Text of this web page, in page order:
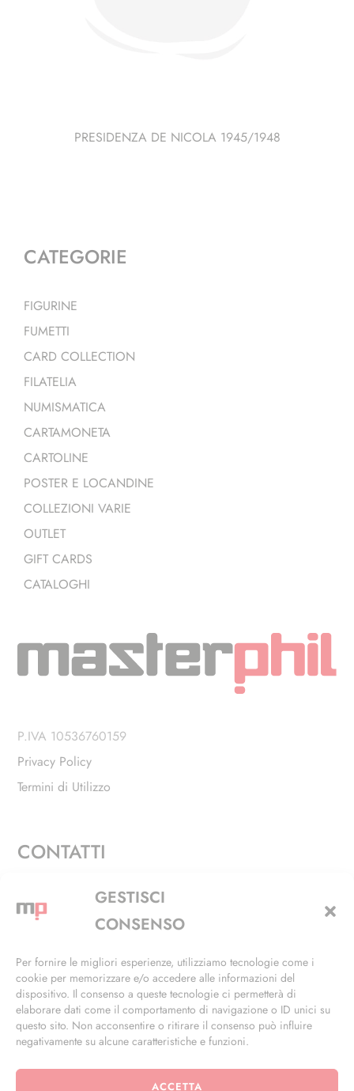
GESTISCI
CONSENSO
Per fornire le migliori esperienze, utilizziamo tecnologie come i
cookie per memorizzare e/o accedere alle informazioni del
dispositivo. Il consenso a queste tecnologie ci permetterà di
elaborare dati come il comportamento di navigazione o ID unici su
questo sito. Non acconsentire o ritirare il consenso può influire
negativamente su alcune caratteristiche e funzioni.
ACCETTA
PRESIDENZA DE NICOLA 1945/1948
CATEGORIE
FIGURINE
FUMETTI
CARD COLLECTION
FILATELIA
NUMISMATICA
CARTAMONETA
CARTOLINE
POSTER E LOCANDINE
COLLEZIONI VARIE
OUTLET
GIFT CARDS
CATALOGHI
P.IVA 10536760159
Privacy Policy
Termini di Utilizzo
CONTATTI
Via Alfieri, 27 - Trezzano Sul Naviglio (MI)
+39 02 4846 3155
info@masterphil.it